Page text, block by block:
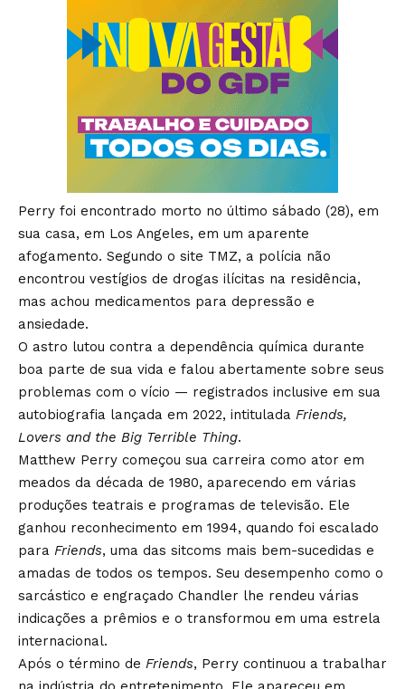
Perry foi encontrado morto no último sábado (28), em
sua casa, em Los Angeles, em um aparente
afogamento. Segundo o site TMZ, a polícia não
encontrou vestígios de drogas ilícitas na residência,
mas achou medicamentos para depressão e
ansiedade.
O astro lutou contra a dependência química durante
boa parte de sua vida e falou abertamente sobre seus
problemas com o vício — registrados inclusive em sua
autobiografia lançada em 2022, intitulada Friends,
Lovers and the Big Terrible Thing.
Matthew Perry começou sua carreira como ator em
meados da década de 1980, aparecendo em várias
produções teatrais e programas de televisão. Ele
ganhou reconhecimento em 1994, quando foi escalado
para Friends, uma das sitcoms mais bem-sucedidas e
amadas de todos os tempos. Seu desempenho como o
sarcástico e engraçado Chandler lhe rendeu várias
indicações a prêmios e o transformou em uma estrela
internacional.
Após o término de Friends, Perry continuou a trabalhar